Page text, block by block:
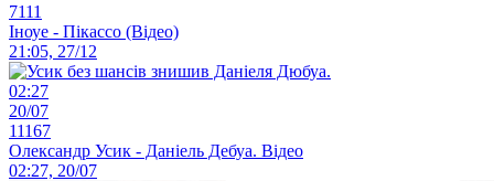
7111
Іноуе - Пікассо (Відео)
21:05, 27/12
02:27
20/07
11167
Олександр Усик - Даніель Дебуа. Відео
02:27, 20/07